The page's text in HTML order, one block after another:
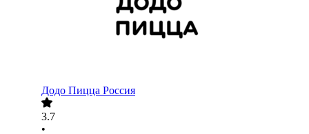
Додо Пицца Россия
3.7
•